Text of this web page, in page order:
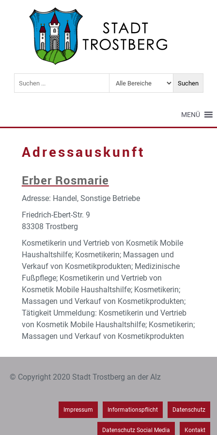
MENÜ
Adressauskunft
Erber Rosmarie
Adresse: Handel, Sonstige Betriebe
Friedrich-Ebert-Str. 9
83308 Trostberg
Kosmetikerin und Vertrieb von Kosmetik Mobile
Haushaltshilfe; Kosmetikerin; Massagen und
Verkauf von Kosmetikprodukten; Medizinische
Fußpflege; Kosmetikerin und Vertrieb von
Kosmetik Mobile Haushaltshilfe; Kosmetikerin;
Massagen und Verkauf von Kosmetikprodukten;
Tätigkeit Ummeldung: Kosmetikerin und Vertrieb
von Kosmetik Mobile Haushaltshilfe; Kosmetikerin;
Massagen und Verkauf von Kosmetikprodukten
© Copyright 2020 Stadt Trostberg an der Alz
Impressum Informationspflicht Datenschutz
Datenschutz Social Media Kontakt